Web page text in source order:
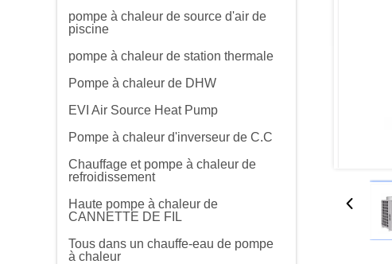
pompe à chaleur de source d'air de
piscine
pompe à chaleur de station thermale
Pompe à chaleur de DHW
EVI Air Source Heat Pump
Pompe à chaleur d'inverseur de C.C
Chauffage et pompe à chaleur de
refroidissement
Haute pompe à chaleur de
CANNETTE DE FIL
Tous dans un chauffe-eau de pompe
à chaleur